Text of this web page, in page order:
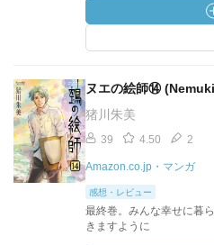
ヌエの絵師⑭
猪川朱美
39 4.50 2
Amazon.co.jp・マンガ
感想・レビュー
最終巻。みんな幸せに暮
きますように